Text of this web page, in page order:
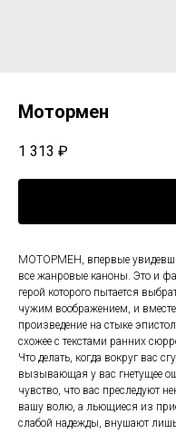
Мотормен
1 313 ₽
МОТОРМЕН, впервые
все жанровые каноны. Это и
герой которого пытается
чужим воображением, и
произведение на стыке
схожее с текстами ранних
Что делать, когда вокруг вас
вызывающая у вас гнетущее
чувство, что вас преследуют
вашу волю, а льющиеся из
слабой надежды, внушают